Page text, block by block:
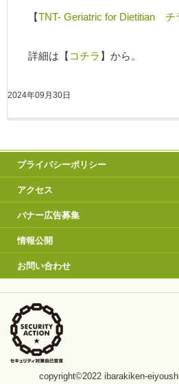
【TNT- Geriatric for Dietitian チ
詳細は【 コチラ 】から。
2024年09月30日
プライバシーポリシー
アクセス
バナー広告募集
情報公開
お問い合わせ
copyright©2022 ibarakiken-